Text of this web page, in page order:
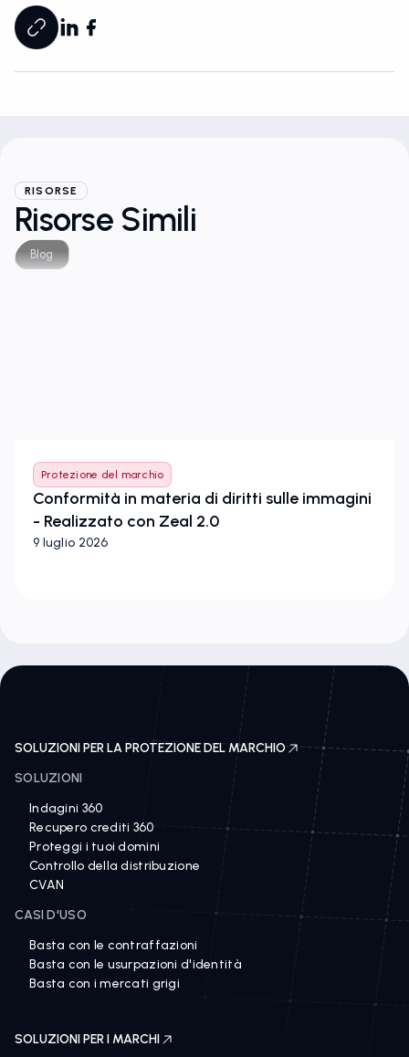
RISORSE
Risorse Simili
Blog
Protezione del marchio
Conformità in materia di diritti sulle immagini
- Realizzato con Zeal 2.0
9 luglio 2026
SOLUZIONI PER LA PROTEZIONE DEL MARCHIO
SOLUZIONI
Indagini 360
Recupero crediti 360
Proteggi i tuoi domini
Controllo della distribuzione
CVAN
CASI D'USO
Basta con le contraffazioni
Basta con le usurpazioni d'identità
Basta con i mercati grigi
SOLUZIONI PER I MARCHI